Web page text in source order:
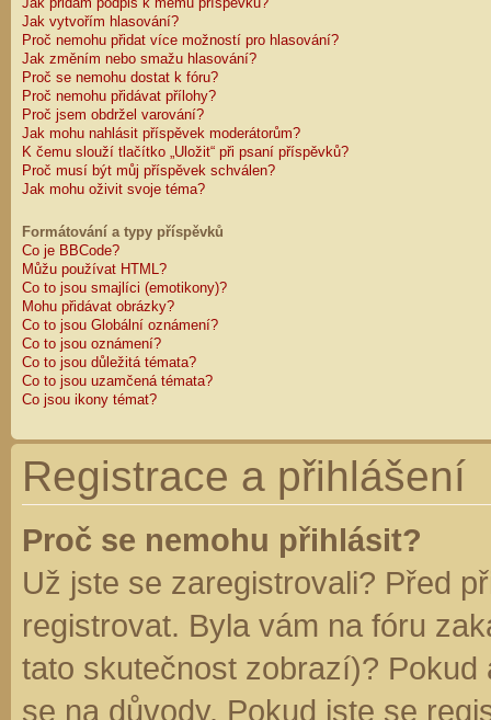
Jak přidám podpis k mému příspěvku?
Jak vytvořím hlasování?
Proč nemohu přidat více možností pro hlasování?
Jak změním nebo smažu hlasování?
Proč se nemohu dostat k fóru?
Proč nemohu přidávat přílohy?
Proč jsem obdržel varování?
Jak mohu nahlásit příspěvek moderátorům?
K čemu slouží tlačítko „Uložit“ při psaní příspěvků?
Proč musí být můj příspěvek schválen?
Jak mohu oživit svoje téma?
Formátování a typy příspěvků
Co je BBCode?
Můžu používat HTML?
Co to jsou smajlíci (emotikony)?
Mohu přidávat obrázky?
Co to jsou Globální oznámení?
Co to jsou oznámení?
Co to jsou důležitá témata?
Co to jsou uzamčená témata?
Co jsou ikony témat?
Registrace a přihlášení
Proč se nemohu přihlásit?
Už jste se zaregistrovali? Před
registrovat. Byla vám na fóru
tato skutečnost zobrazí)?
se na důvody. Pokud jste se